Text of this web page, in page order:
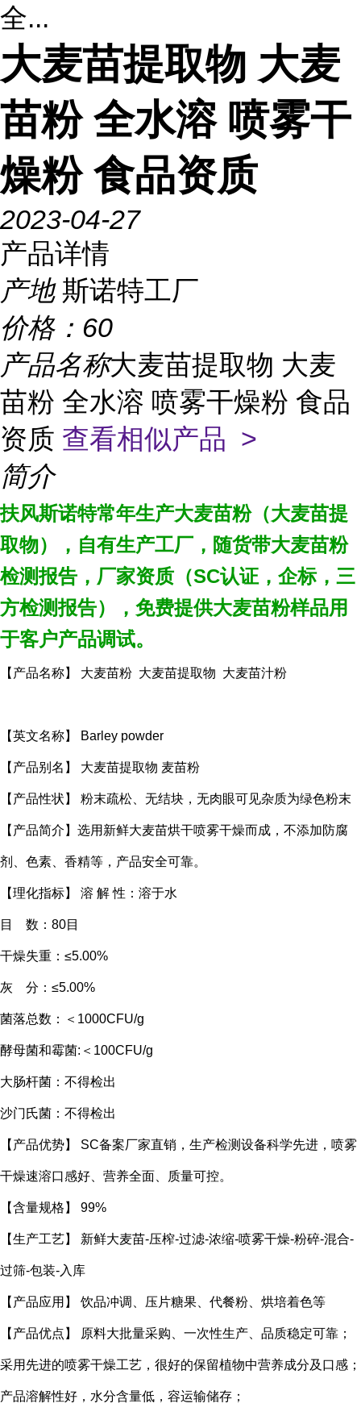
全...
大麦苗提取物 大麦
苗粉 全水溶 喷雾干
燥粉 食品资质
2023-04-27
产品详情
产地 斯诺特工厂
价格： 60
产品名称大麦苗提取物 大麦
苗粉 全水溶 喷雾干燥粉 食品
资质 查看相似产品 >
简介
扶风斯诺特常年生产大麦苗粉（大麦苗提
取物），自有生产工厂，随货带大麦苗粉
检测报告，厂家资质（SC认证，企标，三
方检测报告），免费提供大麦苗粉样品用
于客户产品调试。
【产品名称】 大麦苗粉 大麦苗提取物 大麦苗汁粉
【英文名称】 Barley powder
【产品别名】 大麦苗提取物 麦苗粉
【产品性状】 粉末疏松、无结块，无肉眼可见杂质为绿色粉末
【产品简介】选用新鲜大麦苗烘干喷雾干燥而成，不添加防腐
剂、色素、香精等，产品安全可靠。
【理化指标】 溶 解 性：溶于水
目 数：80目
干燥失重：≤5.00%
灰 分：≤5.00%
菌落总数：＜1000CFU/g
酵母菌和霉菌:＜100CFU/g
大肠杆菌：不得检出
沙门氏菌：不得检出
【产品优势】 SC备案厂家直销，生产检测设备科学先进，喷雾
干燥速溶口感好、营养全面、质量可控。
【含量规格】 99%
【生产工艺】 新鲜大麦苗-压榨-过滤-浓缩-喷雾干燥-粉碎-混合-
过筛-包装-入库
【产品应用】 饮品冲调、压片糖果、代餐粉、烘培着色等
【产品优点】 原料大批量采购、一次性生产、品质稳定可靠；
采用先进的喷雾干燥工艺，很好的保留植物中营养成分及口感；
产品溶解性好，水分含量低，容运输储存；